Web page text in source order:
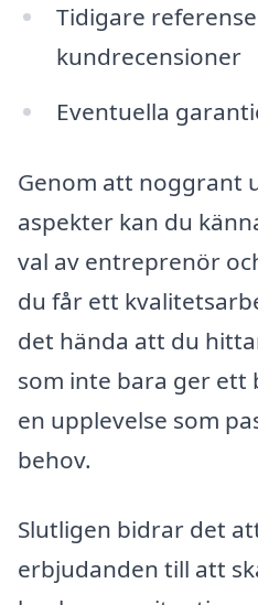
Tidigare
kundrecensioner
Eventuella
Genom att noggrant
aspekter kan du
val av entreprenör
du får ett
det hända att du
som inte bara ger ett
en upplevelse som
behov.
Slutligen bidrar det
erbjudanden till att